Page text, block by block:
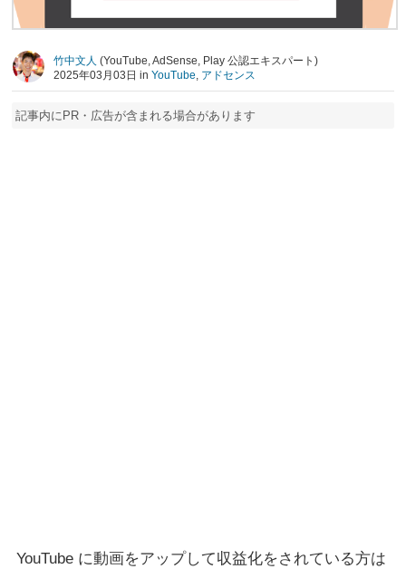
竹中文人 (YouTube, AdSense, Play 公認エキスパート)
2025年03月03日 in YouTube, アドセンス
記事内にPR・広告が含まれる場合があります
YouTube に動画をアップして収益化をされている方は